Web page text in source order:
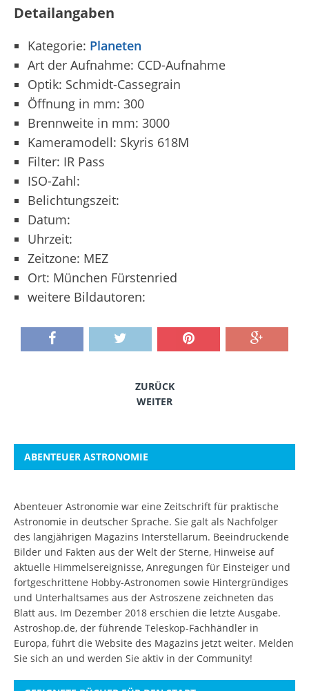
Detailangaben
Kategorie: Planeten
Art der Aufnahme: CCD-Aufnahme
Optik: Schmidt-Cassegrain
Öffnung in mm: 300
Brennweite in mm: 3000
Kameramodell: Skyris 618M
Filter: IR Pass
ISO-Zahl:
Belichtungszeit:
Datum:
Uhrzeit:
Zeitzone: MEZ
Ort: München Fürstenried
weitere Bildautoren:
ZURÜCK
WEITER
ABENTEUER ASTRONOMIE
Abenteuer Astronomie war eine Zeitschrift für praktische
Astronomie in deutscher Sprache. Sie galt als Nachfolger
des langjährigen Magazins Interstellarum. Beeindruckende
Bilder und Fakten aus der Welt der Sterne, Hinweise auf
aktuelle Himmelsereignisse, Anregungen für Einsteiger und
fortgeschrittene Hobby-Astronomen sowie Hintergründiges
und Unterhaltsames aus der Astroszene zeichneten das
Blatt aus. Im Dezember 2018 erschien die letzte Ausgabe.
Astroshop.de, der führende Teleskop-Fachhändler in
Europa, führt die Website des Magazins jetzt weiter. Melden
Sie sich an und werden Sie aktiv in der Community!